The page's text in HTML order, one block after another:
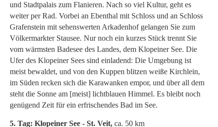
und Stadtpalais zum Flanieren. Nach so viel Kultur, geht es
weiter per Rad. Vorbei an Ebenthal mit Schloss und an Schloss
Grafenstein mit sehenswerten Arkadenhof gelangen Sie zum
Völkermarkter Stausee. Nur noch ein kurzes Stück trennt Sie
vom wärmsten Badesee des Landes, dem Klopeiner See. Die
Ufer des Klopeiner Sees sind einladend: Die Umgebung ist
meist bewaldet, und von den Kuppen blitzen weiße Kirchlein,
im Süden recken sich die Karawanken empor, und über all dem
steht die Sonne am [meist] lichtblauen Himmel. Es bleibt noch
genügend Zeit für ein erfrischendes Bad im See.
5. Tag: Klopeiner See - St. Veit, ca. 50 km